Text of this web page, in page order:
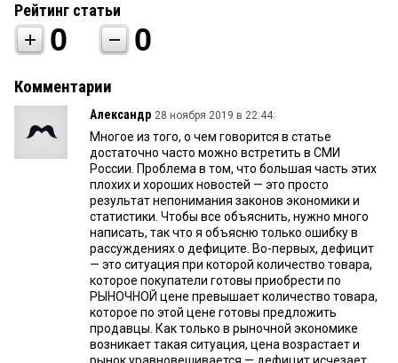
Рейтинг статьи
0 0
Комментарии
Александр 28 ноября 2019 в 22:44:
Многое из того, о чем говорится в статье
достаточно часто можно встретить в СМИ
России. Проблема в том, что большая часть этих
плохих и хороших новостей — это просто
результат непонимания законов экономики и
статистики. Чтобы все объяснить, нужно много
написать, так что я объясню только ошибку в
рассуждениях о дефиците. Во-первых, дефицит
— это ситуация при которой количество товара,
которое покупатели готовы приобрести по
РЫНОЧНОЙ цене превышает количество товара,
которое по этой цене готовы предложить
продавцы. Как только в рыночной экономике
возникает такая ситуация, цена возрастает и